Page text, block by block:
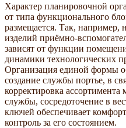
Характер планировочной
от типа функционального
размещается. Так, например,
изделий приёмно-
зависят от функции
динамики технологических
Организация единой формы
создание службы портье, в
корректировка
службы, сосредоточение в
ключей обеспечивает
контроль за его состоянием.